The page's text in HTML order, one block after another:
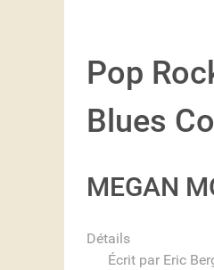
Pop
Blues
MEGAN
Détails
Écrit par Eric